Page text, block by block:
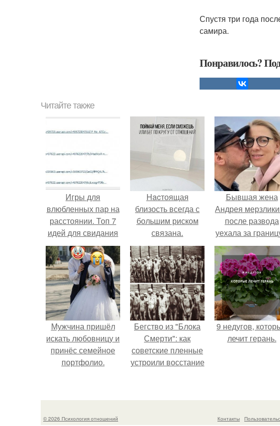
Спустя три года
самира.
Понравилось?
Читайте также
Игры для
влюбленных пар на
расстоянии. Топ 7
идей для свидания
на расстоянии
Hacтоящая
близость всегда с
большим риском
связана.
Бывшая жена
Андрея
после развода
уехала за
новому
оставив детей.
Мужчина пришёл
искать любовницу и
принёс семейное
портфолио.
Бегство из "Блока
Смерти": как
советские пленные
устроили восстание
9 недугов,
лечит герань.
© 2026 Психология отношений Контакты